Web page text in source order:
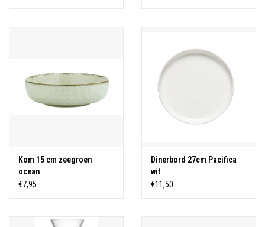
Kom 15 cm zeegroen
ocean
€7,95
Dinerbord 27cm Pacifica
wit
€11,50